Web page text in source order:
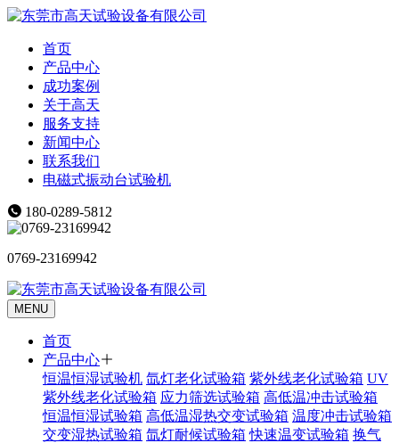
首页
产品中心
成功案例
关于高天
服务支持
新闻中心
联系我们
电磁式振动台试验机
180-0289-5812
0769-23169942
MENU
首页
产品中心
恒温恒湿试验机 氙灯老化试验箱 紫外线老化试验箱 UV
紫外线老化试验箱 应力筛选试验箱 高低温冲击试验箱
恒温恒湿试验箱 高低温湿热交变试验箱 温度冲击试验箱
交变湿热试验箱 氙灯耐候试验箱 快速温变试验箱 换气